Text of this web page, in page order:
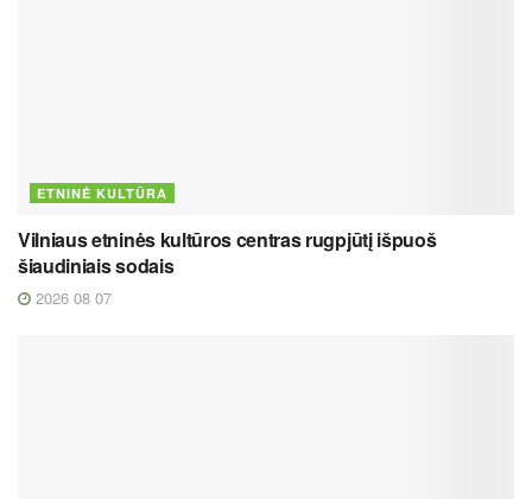
ETNINĖ KULTŪRA
Vilniaus etninės kultūros centras rugpjūtį išpuoš
šiaudiniais sodais
2026 08 07